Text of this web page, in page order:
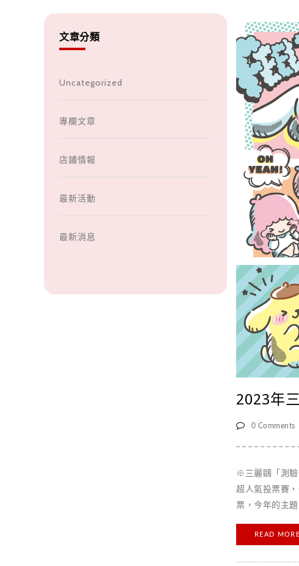
2023年
0 Comments
※三麗鷗「測驗
超人氣投票賽
票，今年的主
乏許多懷舊的
READ MORE
文章分類
Uncategorized
專欄文章
店鋪情報
最新活動
最新消息